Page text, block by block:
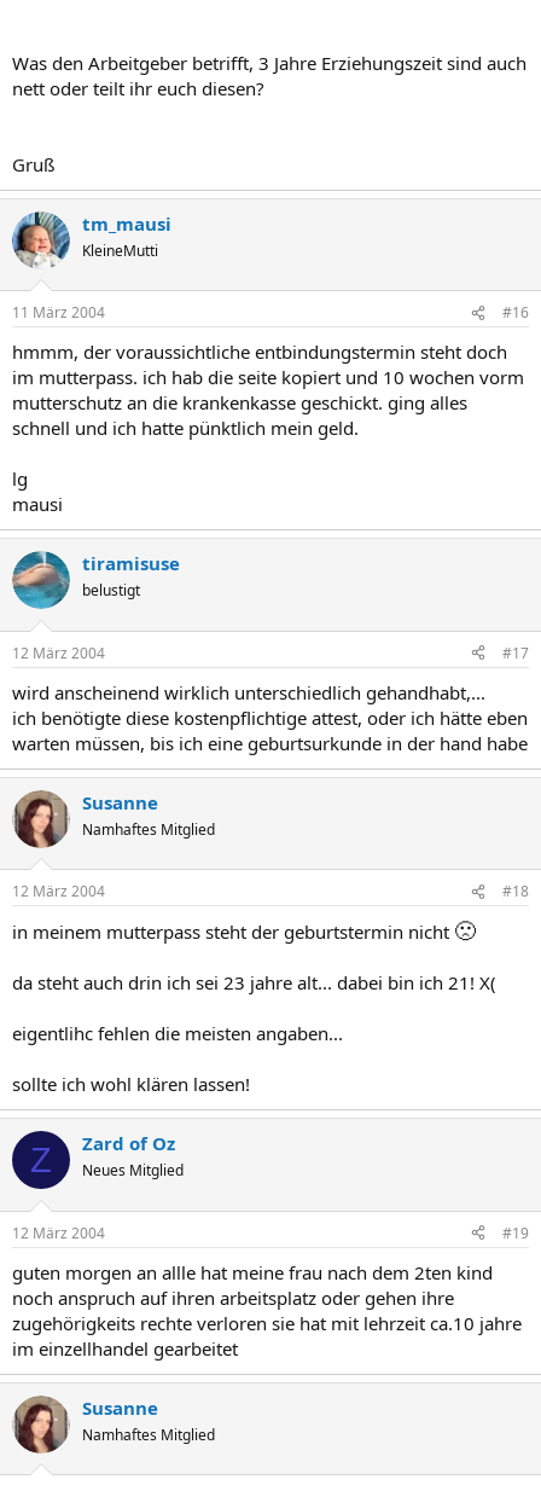
Was den Arbeitgeber betrifft, 3 Jahre Erziehungszeit sind auch
nett oder teilt ihr euch diesen?
Gruß
tm_mausi
KleineMutti
11 März 2004 #16
hmmm, der voraussichtliche entbindungstermin steht doch
im mutterpass. ich hab die seite kopiert und 10 wochen vorm
mutterschutz an die krankenkasse geschickt. ging alles
schnell und ich hatte pünktlich mein geld.
lg
mausi
tiramisuse
belustigt
12 März 2004 #17
wird anscheinend wirklich unterschiedlich gehandhabt,...
ich benötigte diese kostenpflichtige attest, oder ich hätte eben
warten müssen, bis ich eine geburtsurkunde in der hand habe
Susanne
Namhaftes Mitglied
12 März 2004 #18
in meinem mutterpass steht der geburtstermin nicht 🙁
da steht auch drin ich sei 23 jahre alt... dabei bin ich 21! X(
eigentlihc fehlen die meisten angaben...
sollte ich wohl klären lassen!
Z Zard of Oz
Neues Mitglied
12 März 2004 #19
guten morgen an allle hat meine frau nach dem 2ten kind
noch anspruch auf ihren arbeitsplatz oder gehen ihre
zugehörigkeits rechte verloren sie hat mit lehrzeit ca.10 jahre
im einzellhandel gearbeitet
Susanne
Namhaftes Mitglied